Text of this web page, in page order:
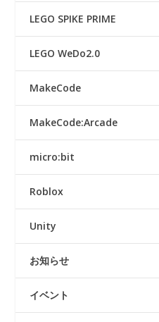
LEGO SPIKE PRIME
LEGO WeDo2.0
MakeCode
MakeCode:Arcade
micro:bit
Roblox
Unity
お知らせ
イベント